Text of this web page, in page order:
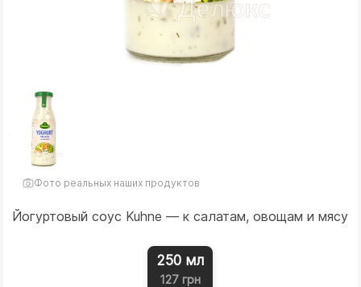
Фото реальных наших продуктов
Йогуртовый соус Kuhne — к салатам, овощам и мясу
250 мл
127 грн